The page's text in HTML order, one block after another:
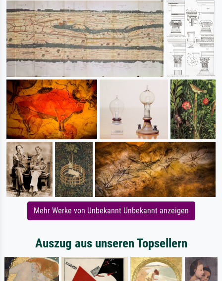
Mehr Werke von Unbekannt Unbekannt anzeigen
Auszug aus unseren Topsellern